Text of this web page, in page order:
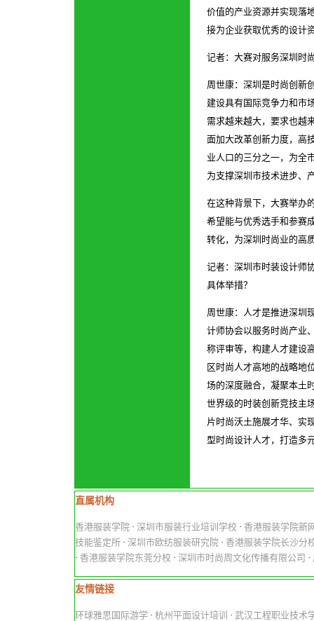
价值的产业资源并实现落
接为企业获取优秀的设计
记者：大赛对服务深圳时
周世康：深圳是时尚创新
建设具有国际竞争力和市
需求越来越大，要求也越
面加大改革创新力度，高
业人口的三分之一，为全
为支撑深圳市技术进步、
在这种背景下，大赛举办
希望能与优秀选手和参赛
转化，为深圳时尚业的高
记者：深圳市时装设计师
具体举措？
周世康： 人才是推进深圳
计师协会以服务时尚产业
称评审等，构建人才建设
区时尚人才高地的战略地
场的深度融合，凝聚本土
世界级的时装创新竞技主
片时尚沃土施展才华、实
型时尚设计人才，打造多
直属机构
香港服装学院 · 深圳市服装行业培训学校 · 香港服装学院新
技能鉴定所 · 深圳市欧纺服装研究院 · 香港服装学院长沙分
· 香港服装学院东莞分校 · 深圳市时尚周文化传播有限公司 ·
友情链接
环球雅思国际游学 · 杭州平面设计培训 · 武汉工程职业技术